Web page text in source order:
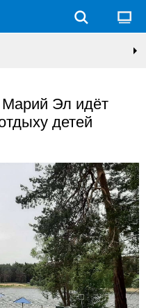
Марий Эл идёт
детей